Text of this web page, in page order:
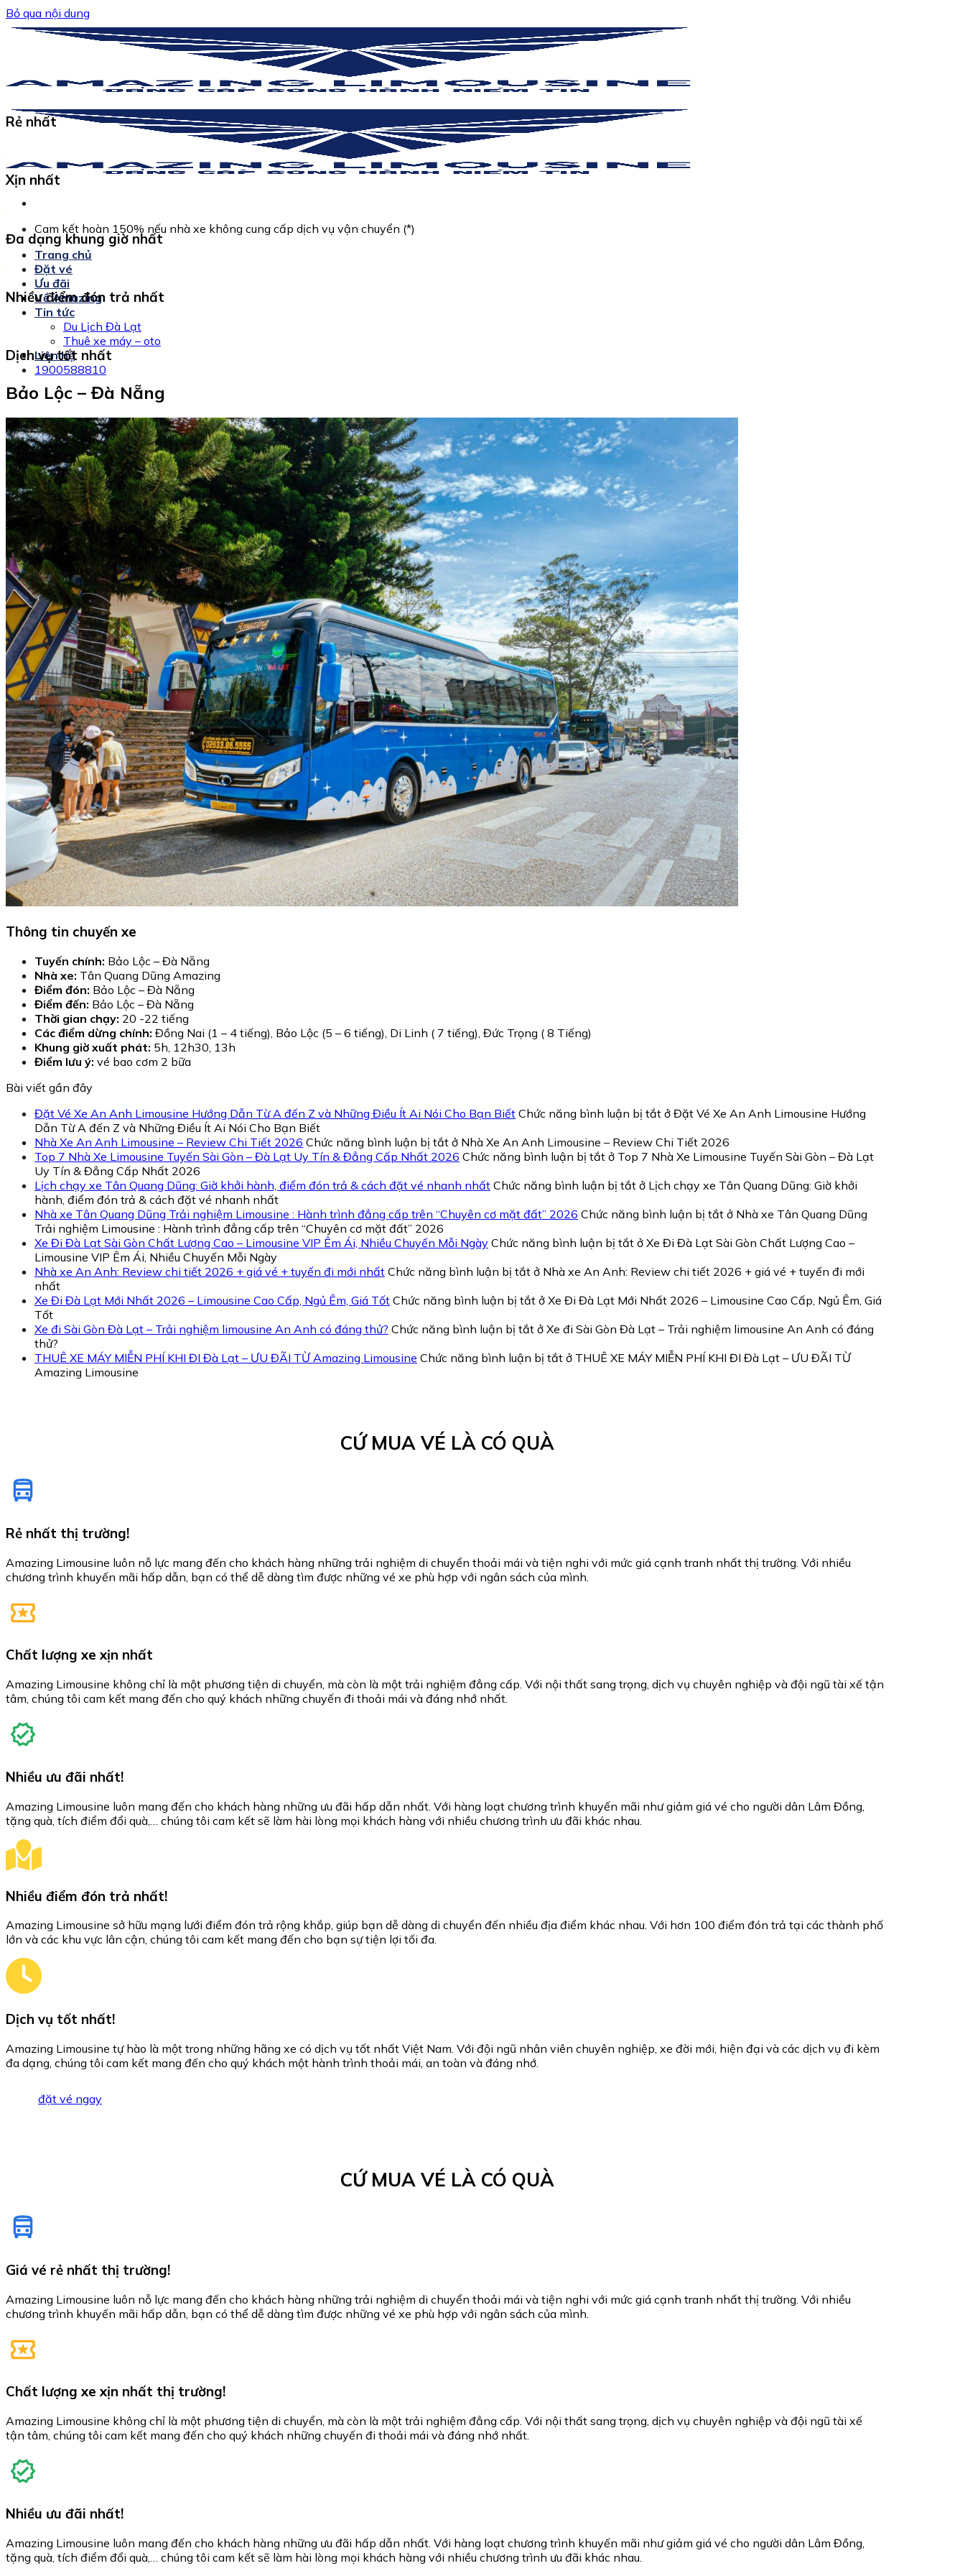
Bỏ qua nội dung
Cam kết hoàn 150% nếu nhà xe không cung cấp dịch vụ vận chuyển (*)
Trang chủ
Đặt vé
Ưu đãi
Về Amazing
Tin tức
Du Lịch Đà Lạt
Thuê xe máy – oto
Liên hệ
1900588810
Rẻ nhất
Xịn nhất
Đa dạng khung giờ nhất
Nhiều điểm đón trả nhất
Dịch vụ tốt nhất
Bảo Lộc – Đà Nẵng
Thông tin chuyến xe
Tuyến chính: Bảo Lộc – Đà Nẵng
Nhà xe: Tân Quang Dũng Amazing
Điểm đón: Bảo Lộc – Đà Nẵng
Điểm đến: Bảo Lộc – Đà Nẵng
Thời gian chạy: 20 -22 tiếng
Các điểm dừng chính: Đồng Nai (1 – 4 tiếng), Bảo Lộc (5 – 6 tiếng), Di Linh ( 7 tiếng), Đức Trọng ( 8 Tiếng)
Khung giờ xuất phát: 5h, 12h30, 13h
Điểm lưu ý: vé bao cơm 2 bữa
Bài viết gần đây
Đặt Vé Xe An Anh Limousine Hướng Dẫn Từ A đến Z và Những Điều Ít Ai Nói Cho Bạn Biết Chức năng bình luận bị tắt ở Đặt Vé Xe An Anh Limousine Hướng
Dẫn Từ A đến Z và Những Điều Ít Ai Nói Cho Bạn Biết
Nhà Xe An Anh Limousine – Review Chi Tiết 2026 Chức năng bình luận bị tắt ở Nhà Xe An Anh Limousine – Review Chi Tiết 2026
Top 7 Nhà Xe Limousine Tuyến Sài Gòn – Đà Lạt Uy Tín & Đẳng Cấp Nhất 2026 Chức năng bình luận bị tắt ở Top 7 Nhà Xe Limousine Tuyến Sài Gòn – Đà Lạt
Uy Tín & Đẳng Cấp Nhất 2026
Lịch chạy xe Tân Quang Dũng: Giờ khởi hành, điểm đón trả & cách đặt vé nhanh nhất Chức năng bình luận bị tắt ở Lịch chạy xe Tân Quang Dũng: Giờ khởi
hành, điểm đón trả & cách đặt vé nhanh nhất
Nhà xe Tân Quang Dũng Trải nghiệm Limousine : Hành trình đẳng cấp trên “Chuyên cơ mặt đất” 2026 Chức năng bình luận bị tắt ở Nhà xe Tân Quang Dũng
Trải nghiệm Limousine : Hành trình đẳng cấp trên “Chuyên cơ mặt đất” 2026
Xe Đi Đà Lạt Sài Gòn Chất Lượng Cao – Limousine VIP Êm Ái, Nhiều Chuyến Mỗi Ngày Chức năng bình luận bị tắt ở Xe Đi Đà Lạt Sài Gòn Chất Lượng Cao –
Limousine VIP Êm Ái, Nhiều Chuyến Mỗi Ngày
Nhà xe An Anh: Review chi tiết 2026 + giá vé + tuyến đi mới nhất Chức năng bình luận bị tắt ở Nhà xe An Anh: Review chi tiết 2026 + giá vé + tuyến đi mới
nhất
Xe Đi Đà Lạt Mới Nhất 2026 – Limousine Cao Cấp, Ngủ Êm, Giá Tốt Chức năng bình luận bị tắt ở Xe Đi Đà Lạt Mới Nhất 2026 – Limousine Cao Cấp, Ngủ Êm, Giá
Tốt
Xe đi Sài Gòn Đà Lạt – Trải nghiệm limousine An Anh có đáng thử? Chức năng bình luận bị tắt ở Xe đi Sài Gòn Đà Lạt – Trải nghiệm limousine An Anh có đáng
thử?
THUÊ XE MÁY MIỄN PHÍ KHI ĐI Đà Lạt – ƯU ĐÃI TỪ Amazing Limousine Chức năng bình luận bị tắt ở THUÊ XE MÁY MIỄN PHÍ KHI ĐI Đà Lạt – ƯU ĐÃI TỪ
Amazing Limousine
CỨ MUA VÉ LÀ CÓ QUÀ
Rẻ nhất thị trường!
Amazing Limousine luôn nỗ lực mang đến cho khách hàng những trải nghiệm di chuyển thoải mái và tiện nghi với mức giá cạnh tranh nhất thị trường. Với nhiều
chương trình khuyến mãi hấp dẫn, bạn có thể dễ dàng tìm được những vé xe phù hợp với ngân sách của mình.
Chất lượng xe xịn nhất
Amazing Limousine không chỉ là một phương tiện di chuyển, mà còn là một trải nghiệm đẳng cấp. Với nội thất sang trọng, dịch vụ chuyên nghiệp và đội ngũ tài xế tận
tâm, chúng tôi cam kết mang đến cho quý khách những chuyến đi thoải mái và đáng nhớ nhất.
Nhiều ưu đãi nhất!
Amazing Limousine luôn mang đến cho khách hàng những ưu đãi hấp dẫn nhất. Với hàng loạt chương trình khuyến mãi như giảm giá vé cho người dân Lâm Đồng,
tặng quà, tích điểm đổi quà,… chúng tôi cam kết sẽ làm hài lòng mọi khách hàng với nhiều chương trình ưu đãi khác nhau.
Nhiều điểm đón trả nhất!
Amazing Limousine sở hữu mạng lưới điểm đón trả rộng khắp, giúp bạn dễ dàng di chuyển đến nhiều địa điểm khác nhau. Với hơn 100 điểm đón trả tại các thành phố
lớn và các khu vực lân cận, chúng tôi cam kết mang đến cho bạn sự tiện lợi tối đa.
Dịch vụ tốt nhất!
Amazing Limousine tự hào là một trong những hãng xe có dịch vụ tốt nhất Việt Nam. Với đội ngũ nhân viên chuyên nghiệp, xe đời mới, hiện đại và các dịch vụ đi kèm
đa dạng, chúng tôi cam kết mang đến cho quý khách một hành trình thoải mái, an toàn và đáng nhớ.
đặt vé ngay
CỨ MUA VÉ LÀ CÓ QUÀ
Giá vé rẻ nhất thị trường!
Amazing Limousine luôn nỗ lực mang đến cho khách hàng những trải nghiệm di chuyển thoải mái và tiện nghi với mức giá cạnh tranh nhất thị trường. Với nhiều
chương trình khuyến mãi hấp dẫn, bạn có thể dễ dàng tìm được những vé xe phù hợp với ngân sách của mình.
Chất lượng xe xịn nhất thị trường!
Amazing Limousine không chỉ là một phương tiện di chuyển, mà còn là một trải nghiệm đẳng cấp. Với nội thất sang trọng, dịch vụ chuyên nghiệp và đội ngũ tài xế
tận tâm, chúng tôi cam kết mang đến cho quý khách những chuyến đi thoải mái và đáng nhớ nhất.
Nhiều ưu đãi nhất!
Amazing Limousine luôn mang đến cho khách hàng những ưu đãi hấp dẫn nhất. Với hàng loạt chương trình khuyến mãi như giảm giá vé cho người dân Lâm Đồng,
tặng quà, tích điểm đổi quà,… chúng tôi cam kết sẽ làm hài lòng mọi khách hàng với nhiều chương trình ưu đãi khác nhau.